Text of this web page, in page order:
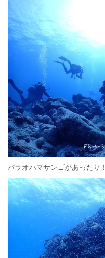
パラオハマサンゴがあったり！